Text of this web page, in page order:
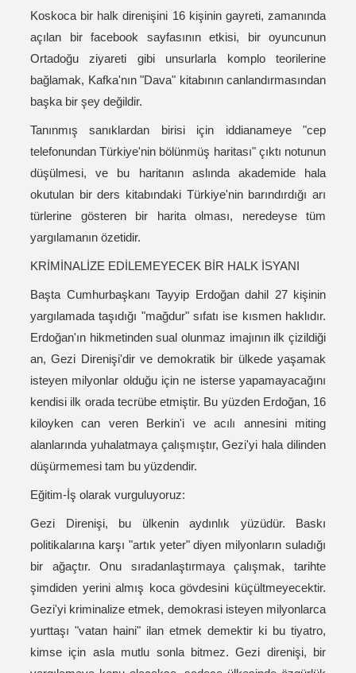
Koskoca bir halk direnişini 16 kişinin gayreti, zamanında
açılan bir facebook sayfasının etkisi, bir oyuncunun
Ortadoğu ziyareti gibi unsurlarla komplo teorilerine
bağlamak, Kafka'nın "Dava" kitabının canlandırmasından
başka bir şey değildir.
Tanınmış sanıklardan birisi için iddianameye "cep
telefonundan Türkiye'nin bölünmüş haritası" çıktı notunun
düşülmesi, ve bu haritanın aslında akademide hala
okutulan bir ders kitabındaki Türkiye'nin barındırdığı arı
türlerine gösteren bir harita olması, neredeyse tüm
yargılamanın özetidir.
KRİMİNALİZE EDİLEMEYECEK BİR HALK İSYANI
Başta Cumhurbaşkanı Tayyip Erdoğan dahil 27 kişinin
yargılamada taşıdığı "mağdur" sıfatı ise kısmen haklıdır.
Erdoğan'ın hikmetinden sual olunmaz imajının ilk çizildiği
an, Gezi Direnişi'dir ve demokratik bir ülkede yaşamak
isteyen milyonlar olduğu için ne isterse yapamayacağını
kendisi ilk orada tecrübe etmiştir. Bu yüzden Erdoğan, 16
kiloyken can veren Berkin'i ve acılı annesini miting
alanlarında yuhalatmaya çalışmıştır, Gezi'yi hala dilinden
düşürmemesi tam bu yüzdendir.
Eğitim-İş olarak vurguluyoruz:
Gezi Direnişi, bu ülkenin aydınlık yüzüdür. Baskı
politikalarına karşı "artık yeter" diyen milyonların suladığı
bir ağaçtır. Onu sıradanlaştırmaya çalışmak, tarihte
şimdiden yerini almış koca gövdesini küçültmeyecektir.
Gezi'yi kriminalize etmek, demokrasi isteyen milyonlarca
yurttaşı "vatan haini" ilan etmek demektir ki bu tiyatro,
kimse için asla mutlu sonla bitmez. Gezi direnişi, bir